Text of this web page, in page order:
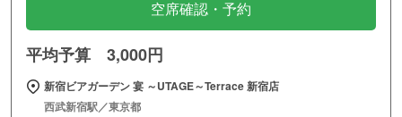
空席確認・予約
平均予算 3,000円
新宿ビアガーデン 宴 ～UTAGE～Terrace 新宿店
西武新宿駅／東京都